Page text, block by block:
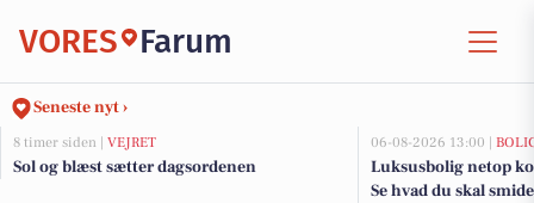
VORES Farum
Seneste nyt ›
8 timer siden | VEJRET
Sol og blæst sætter dagsordenen
06-08-2026 13:00 |
Luksusbolig netop
Se hvad du skal